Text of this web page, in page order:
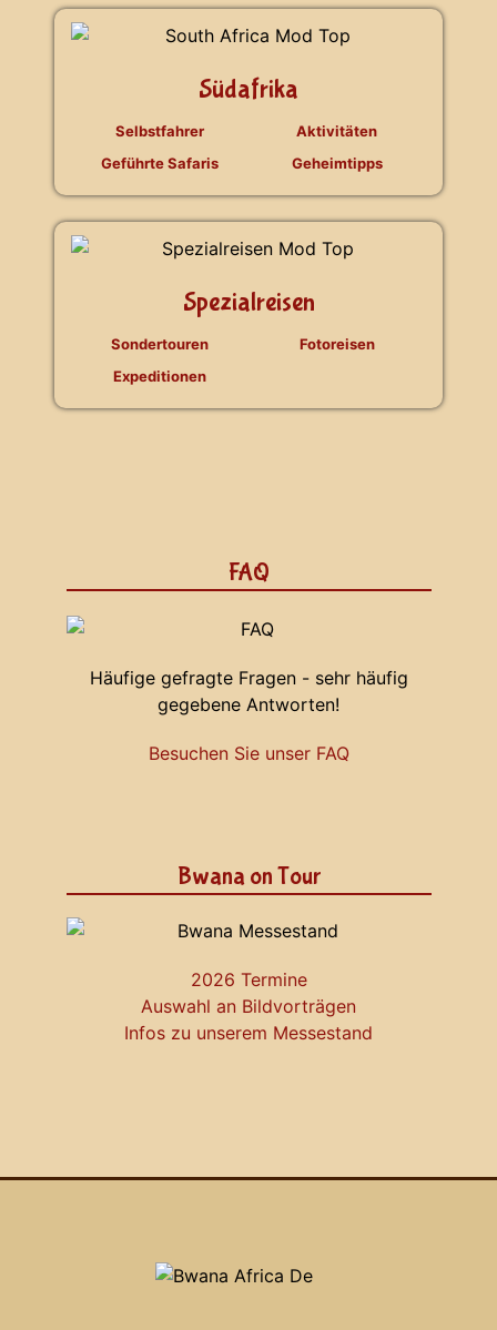
Südafrika
Selbstfahrer
Geführte Safaris
Aktivitäten
Geheimtipps
Spezialreisen
Sondertouren
Expeditionen
Fotoreisen
FAQ
Häufige gefragte Fragen - sehr häufig
gegebene Antworten!
Besuchen Sie unser FAQ
Bwana on Tour
2026 Termine
Auswahl an Bildvorträgen
Infos zu unserem Messestand